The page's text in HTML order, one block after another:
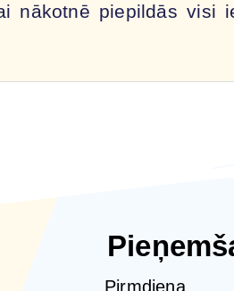
nākotnē piepildās visi
Pirmdiena